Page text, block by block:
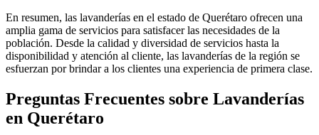
En resumen, las lavanderías en el estado de Querétaro ofrecen una
amplia gama de servicios para satisfacer las necesidades de la
población. Desde la calidad y diversidad de servicios hasta la
disponibilidad y atención al cliente, las lavanderías de la región se
esfuerzan por brindar a los clientes una experiencia de primera clase.
Preguntas Frecuentes sobre Lavanderías
en Querétaro